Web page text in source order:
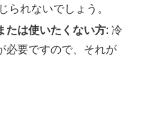
られないでしょう。
たは使いたくない方: 冷
必要ですので、それが